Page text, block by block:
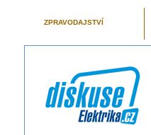
ZPRAVODAJSTVÍ